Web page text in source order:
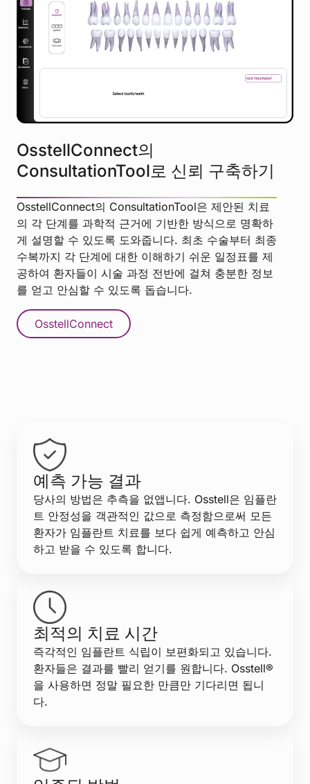
OsstellConnect의
ConsultationTool로 신뢰 구축하기
OsstellConnect의 ConsultationTool은 제안된 치료
의 각 단계를 과학적 근거에 기반한 방식으로 명확하
게 설명할 수 있도록 도와줍니다. 최초 수술부터 최종
수복까지 각 단계에 대한 이해하기 쉬운 일정표를 제
공하여 환자들이 시술 과정 전반에 걸쳐 충분한 정보
를 얻고 안심할 수 있도록 돕습니다.
OsstellConnect
예측 가능 결과
당사의 방법은 추측을 없앱니다. Osstell은 임플란
트 안정성을 객관적인 값으로 측정함으로써 모든
환자가 임플란트 치료를 보다 쉽게 예측하고 안심
하고 받을 수 있도록 합니다.
최적의 치료 시간
즉각적인 임플란트 식립이 보편화되고 있습니다.
환자들은 결과를 빨리 얻기를 원합니다. Osstell®
을 사용하면 정말 필요한 만큼만 기다리면 됩니
다.